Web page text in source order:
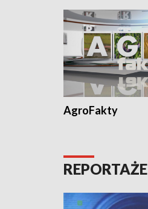
AgroFakty
REPORTAŻE